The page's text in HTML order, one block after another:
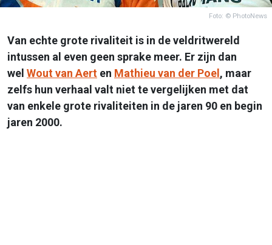
Foto: © PhotoNews
Van echte grote rivaliteit is in de veldritwereld
intussen al even geen sprake meer. Er zijn dan
wel Wout van Aert en Mathieu van der Poel, maar
zelfs hun verhaal valt niet te vergelijken met dat
van enkele grote rivaliteiten in de jaren 90 en begin
jaren 2000.